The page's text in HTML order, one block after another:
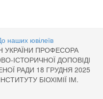
наших ювілеїв
УКРАЇНИ ПРОФЕСОРА
ІСТОРИЧНОЇ ДОПОВІДІ
РАДИ 18 ГРУДНЯ 2025
БІОХІМІЇ ІМ.